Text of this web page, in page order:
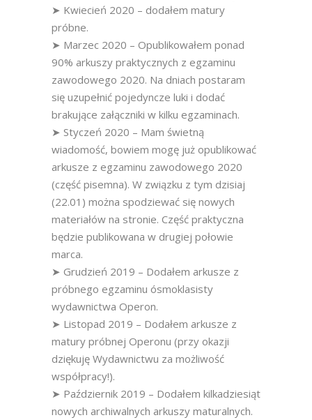
➤ Kwiecień 2020 – dodałem matury
próbne.
➤ Marzec 2020 – Opublikowałem ponad
90% arkuszy praktycznych z egzaminu
zawodowego 2020. Na dniach postaram
się uzupełnić pojedyncze luki i dodać
brakujące załączniki w kilku egzaminach.
➤ Styczeń 2020 – Mam świetną
wiadomość, bowiem mogę już opublikować
arkusze z egzaminu zawodowego 2020
(część pisemna). W związku z tym dzisiaj
(22.01) można spodziewać się nowych
materiałów na stronie. Część praktyczna
będzie publikowana w drugiej połowie
marca.
➤ Grudzień 2019 – Dodałem arkusze z
próbnego egzaminu ósmoklasisty
wydawnictwa Operon.
➤ Listopad 2019 – Dodałem arkusze z
matury próbnej Operonu (przy okazji
dziękuję Wydawnictwu za możliwość
współpracy!).
➤ Październik 2019 – Dodałem kilkadziesiąt
nowych archiwalnych arkuszy maturalnych.